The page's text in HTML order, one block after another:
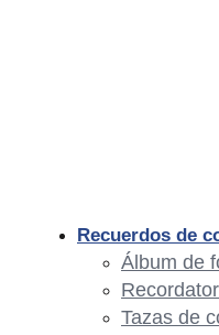
Recuerdos de
Álbum de
Tazas de